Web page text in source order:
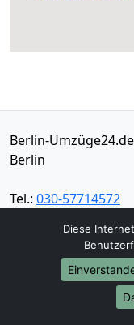
Berlin-Umzüge24.de
Berlin
Tel.: 030-57714572
Öffnungszeiten:
Diese